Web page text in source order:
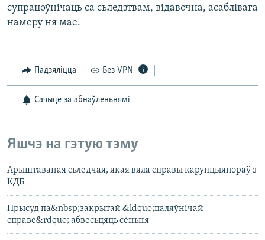
супрацоўнічаць са сьледзтвам, відавочна, асаблівага
намеру ня мае.
Падзяліцца Без VPN
Сачыце за абнаўленьнямі
Яшчэ на гэтую тэму
Арыштаваная сьледчая, якая вяла справы карупцыянэраў з
КДБ
Прысуд па&nbsp;закрытай &ldquo;паляўнічай
справе&rdquo; абвесьцяць сёньня